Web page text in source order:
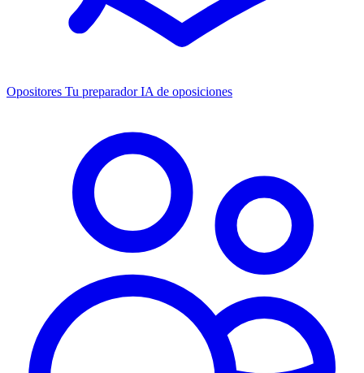
Opositores Tu preparador IA de oposiciones